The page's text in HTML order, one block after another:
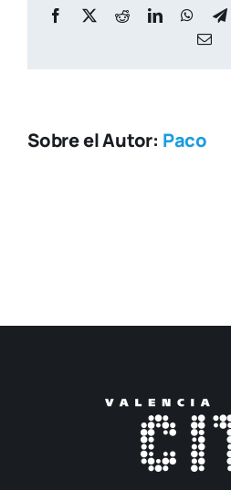
Facebook
X RedditLinkedIn
Sobre el Autor: Paco